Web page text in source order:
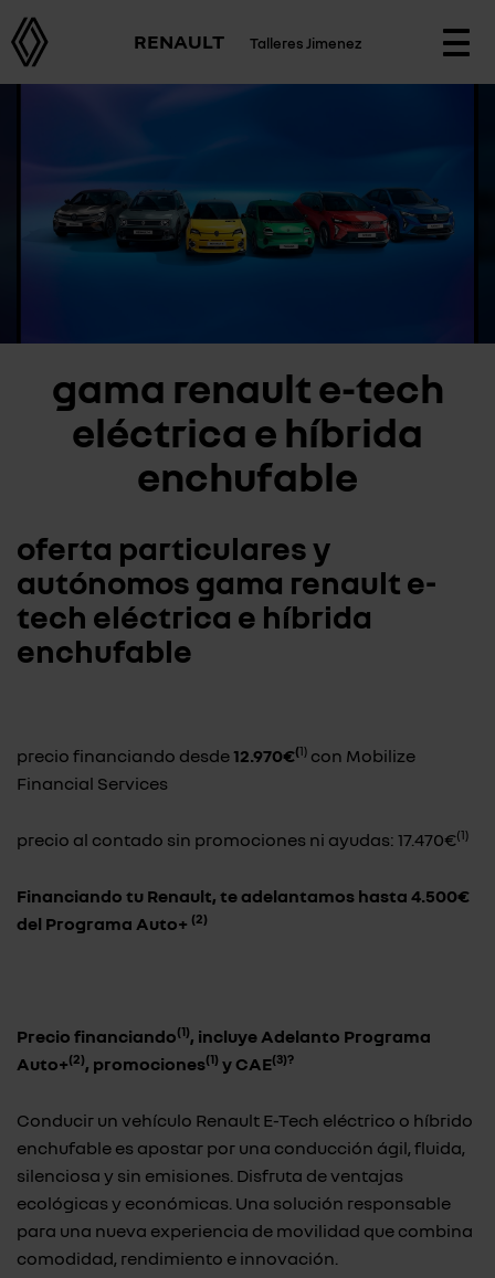
RENAULT Talleres Jimenez
gama renault e-tech
eléctrica e híbrida
enchufable
oferta particulares y
autónomos gama renault e-
tech eléctrica e híbrida
enchufable
precio financiando desde12.970€(1) con Mobilize
Financial Services
precio al contado sin promociones ni ayudas: 17.470€(1)
Financiando tu Renault, te adelantamos hasta 4.500€
del Programa Auto+ (2)
Precio financiando(1), incluye Adelanto Programa
Auto+(2), promociones(1) y CAE(3)?
Conducir un vehículo Renault E-Tech eléctrico o híbrido
enchufable es apostar por una conducción ágil, fluida,
silenciosa y sin emisiones. Disfruta de ventajas
ecológicas y económicas. Una solución responsable
para una nueva experiencia de movilidad que combina
comodidad, rendimiento e innovación.